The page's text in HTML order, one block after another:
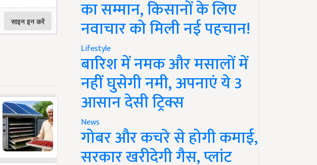
का सम्मान, किसानों के लिए
नवाचार को मिली नई पहचान!
Lifestyle
बारिश में नमक और मसालों में
नहीं घुसेगी नमी, अपनाएं ये 3
आसान देसी ट्रिक्स
News
गोबर और कचरे से होगी कमाई,
सरकार खरीदेगी गैस, प्लांट